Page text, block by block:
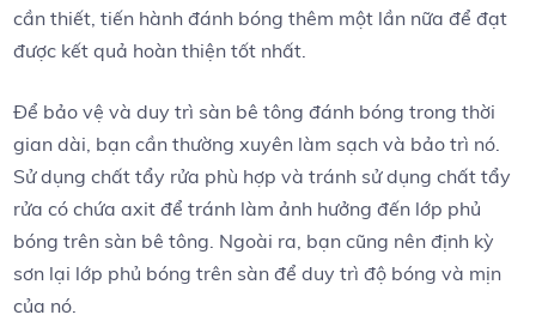
cần thiết, tiến hành đánh bóng thêm một lần nữa để đạt
được kết quả hoàn thiện tốt nhất.
Để bảo vệ và duy trì sàn bê tông đánh bóng trong thời
gian dài, bạn cần thường xuyên làm sạch và bảo trì nó.
Sử dụng chất tẩy rửa phù hợp và tránh sử dụng chất tẩy
rửa có chứa axit để tránh làm ảnh hưởng đến lớp phủ
bóng trên sàn bê tông. Ngoài ra, bạn cũng nên định kỳ
sơn lại lớp phủ bóng trên sàn để duy trì độ bóng và mịn
của nó.